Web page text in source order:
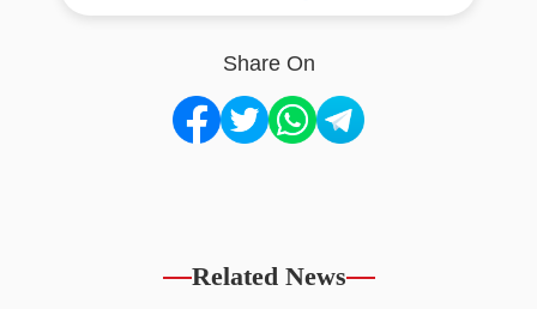
Share On
Related News